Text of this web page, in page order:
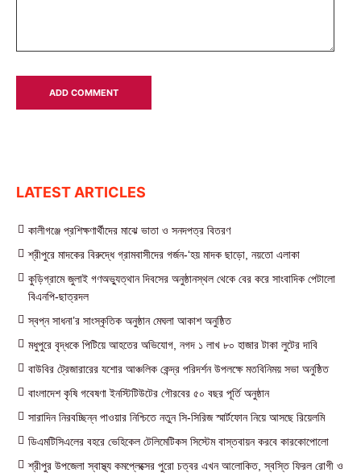
LATEST ARTICLES
কালীগঞ্জে প্রশিক্ষণার্থীদের মাঝে ভাতা ও সনদপত্র বিতরণ
শ্রীপুরে মাদকের বিরুদ্ধে গ্রামবাসীদের গর্জন-‘হয় মাদক ছাড়ো, নয়তো এলাকা
কুড়িগ্রামে জুলাই গণঅভ্যুত্থান দিবসের অনুষ্ঠানস্থল থেকে বের করে সাংবাদিক পেটালো
বিএনপি-ছাত্রদল
স্বপ্ন সাধনা’র সাংস্কৃতিক অনুষ্ঠান মেঘলা আকাশ অনুষ্ঠিত
মধুপুরে বৃদ্ধকে পিটিয়ে আহতের অভিযোগ, নগদ ১ লাখ ৮০ হাজার টাকা লুটের দাবি
বাউবির ট্রেজারারের যশোর আঞ্চলিক কেন্দ্র পরিদর্শন উপলক্ষে মতবিনিময় সভা অনুষ্ঠিত
বাংলাদেশ কৃষি গবেষণা ইনস্টিটিউটের গৌরবের ৫০ বছর পূর্তি অনুষ্ঠান
সারাদিন নিরবচ্ছিন্ন পাওয়ার নিশ্চিতে নতুন সি-সিরিজ স্মার্টফোন নিয়ে আসছে রিয়েলমি
ডিএমটিসিএলের বহরে ভেহিকেল টেলিমেটিকস সিস্টেম বাস্তবায়ন করবে কারকোপোলো
শ্রীপুর উপজেলা স্বাস্থ্য কমপ্লেক্সের পুরো চত্বর এখন আলোকিত, স্বস্তি ফিরল রোগী ও